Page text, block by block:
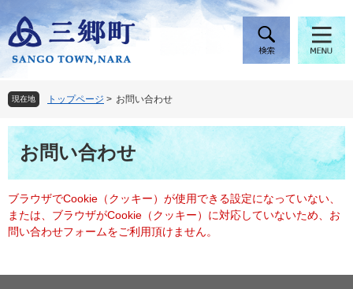
ー
ジ
頭
で
す
ニ
ュ
飛
ば
し
現在地 トップページ > お問い合わせ
本
文お問い合わせ
ブラウザでCookie（クッキー）が使用できる設定になっていない、
または、ブラウザがCookie（クッキー）に対応していないため、お
問い合わせフォームをご利用頂けません。